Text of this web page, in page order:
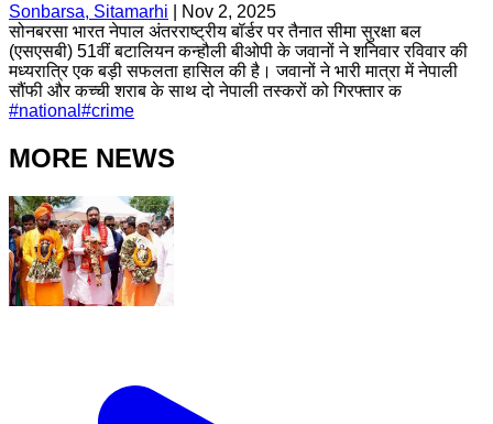
Sonbarsa, Sitamarhi
Nov 2, 2025
सोनबरसा भारत नेपाल अंतरराष्ट्रीय बॉर्डर पर तैनात सीमा सुरक्षा बल
(एसएसबी) 51वीं बटालियन कन्हौली बीओपी के जवानों ने शनिवार रविवार की
मध्यरात्रि एक बड़ी सफलता हासिल की है। जवानों ने भारी मात्रा में नेपाली
सौंफी और कच्ची शराब के साथ दो नेपाली तस्करों को गिरफ्तार क
#national #crime
MORE NEWS